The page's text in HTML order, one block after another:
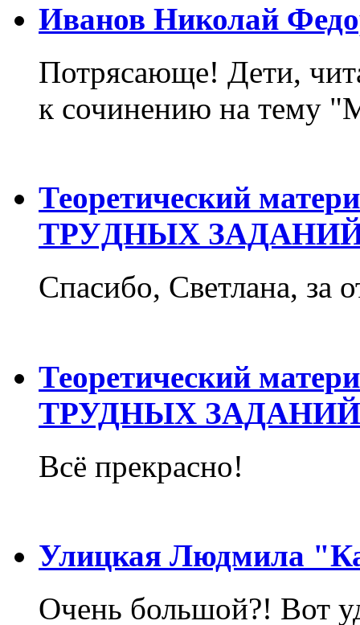
Иванов Николай
Потрясающе! Дети,
к сочинению на тему
Теоретический
ТРУДНЫХ
Спасибо, Светлана, за
Теоретический
ТРУДНЫХ
Всё прекрасно!
Улицкая Людмила
Очень большой?! Вот